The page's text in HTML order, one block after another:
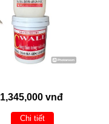
1,345,000 vnđ
Chi tiết